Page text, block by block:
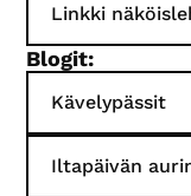
Linkki
Blogit:
Kävelypässit
Iltapäivän